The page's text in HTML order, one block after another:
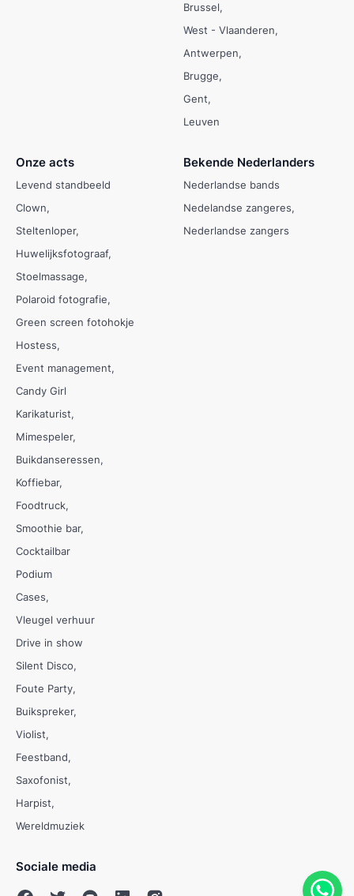
Brussel
West - Vlaanderen
Antwerpen
Brugge
Gent
Leuven
Onze acts
Levend standbeeld
Clown
Steltenloper
Huwelijksfotograaf
Stoelmassage
Polaroid fotografie
Green screen fotohokje
Hostess
Event management
Candy Girl
Karikaturist
Mimespeler
Buikdanseressen
Koffiebar
Foodtruck
Smoothie bar
Cocktailbar
Podium
Cases
Vleugel verhuur
Drive in show
Silent Disco
Foute Party
Buikspreker
Violist
Feestband
Saxofonist
Harpist
Wereldmuziek
Bekende Nederlanders
Nederlandse bands
Nedelandse zangeres
Nederlandse zangers
Sociale media